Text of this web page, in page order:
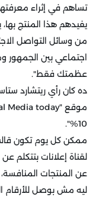
تساهم في إثراء
يفيدهم هذا المنتج
من وسائل التواصل
اجتماعي بين الجمهور
عظمتك فقط".
ده كان رأي ريتشارد
10%".
ممكن كل يوم تكون
لقناة إعلانات بتتكلم
عن المنتجات
ليه مش بوصل للأرقام